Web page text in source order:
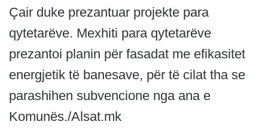
Çair duke prezantuar projekte para
qytetarëve. Mexhiti para qytetarëve
prezantoi planin për fasadat me efikasitet
energjetik të banesave, për të cilat tha se
parashihen subvencione nga ana e
Komunës./Alsat.mk